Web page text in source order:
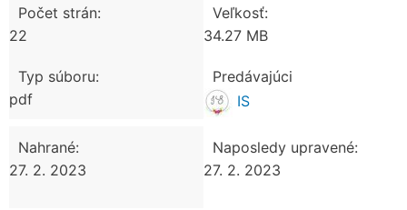
Počet strán:
22
Veľkosť:
34.27 MB
Typ súboru:
pdf
Predávajúci
IS
Nahrané:
27. 2. 2023
Naposledy upravené:
27. 2. 2023